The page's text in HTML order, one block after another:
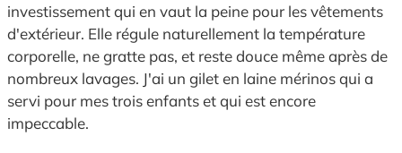
investissement qui en vaut la peine pour les vêtements
d'extérieur. Elle régule naturellement la température
corporelle, ne gratte pas, et reste douce même après de
nombreux lavages. J'ai un gilet en laine mérinos qui a
servi pour mes trois enfants et qui est encore
impeccable.